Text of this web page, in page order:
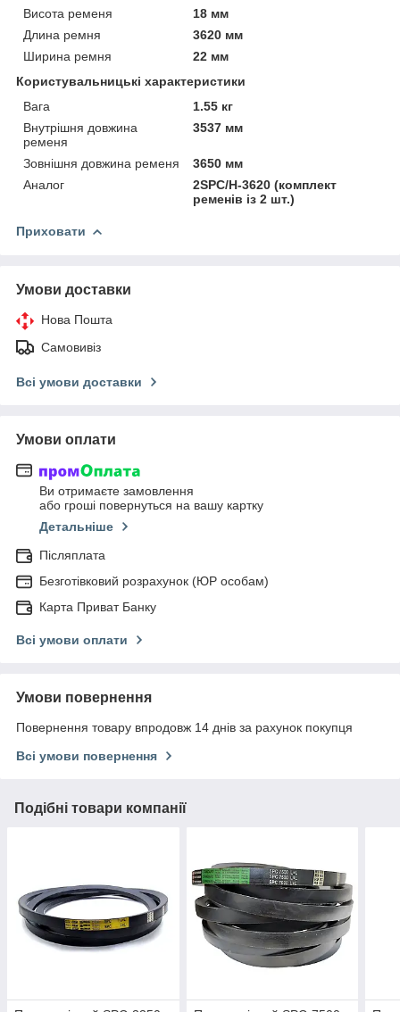
Висота ременя
18 мм
Длина ремня
3620 мм
Ширина ремня
22 мм
Користувальницькі характеристики
Вага
1.55 кг
Внутрішня довжина
ременя
3537 мм
Зовнішня довжина ременя
3650 мм
Аналог
2SPC/H-3620 (комплект
ременів із 2 шт.)
Приховати
Умови доставки
Нова Пошта
Самовивіз
Всі умови доставки
Умови оплати
Ви отримаєте замовлення
або гроші повернуться на вашу картку
Детальніше
Післяплата
Безготівковий розрахунок (ЮР особам)
Карта Приват Банку
Всі умови оплати
Умови повернення
Повернення товару впродовж 14 днів за рахунок покупця
Всі умови повернення
Подібні товари компанії